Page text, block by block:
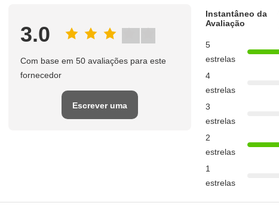
3.0
Com base em 50 avaliações para este
fornecedor
Escrever uma
Instantâneo da
Avaliação
5
estrelas
4
estrelas
3
estrelas
2
estrelas
1
estrelas